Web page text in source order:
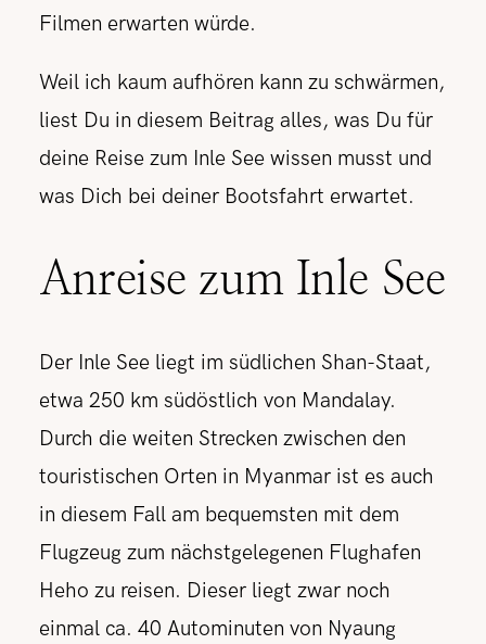
Filmen erwarten würde.
Weil ich kaum aufhören kann zu schwärmen,
liest Du in diesem Beitrag alles, was Du für
deine Reise zum Inle See wissen musst und
was Dich bei deiner Bootsfahrt erwartet.
Anreise zum Inle See
Der Inle See liegt im südlichen Shan-Staat,
etwa 250 km südöstlich von Mandalay.
Durch die weiten Strecken zwischen den
touristischen Orten in Myanmar ist es auch
in diesem Fall am bequemsten mit dem
Flugzeug zum nächstgelegenen Flughafen
Heho zu reisen. Dieser liegt zwar noch
einmal ca. 40 Autominuten von Nyaung